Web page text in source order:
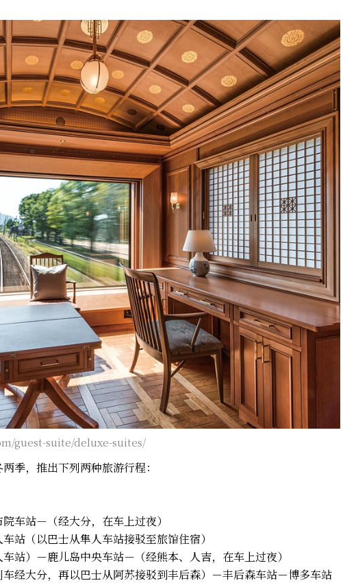
guest-suite/deluxe-suites/
季，推出下列两种旅游行程：
车站－（经大分，在车上过夜）
站（以巴士从隼人车站接驳至旅馆住宿）
站）－鹿儿岛中央车站－（经熊本、人吉，在车上过夜）
经大分，再以巴士从阿苏接驳到丰后森）－丰后森车站－博多车站